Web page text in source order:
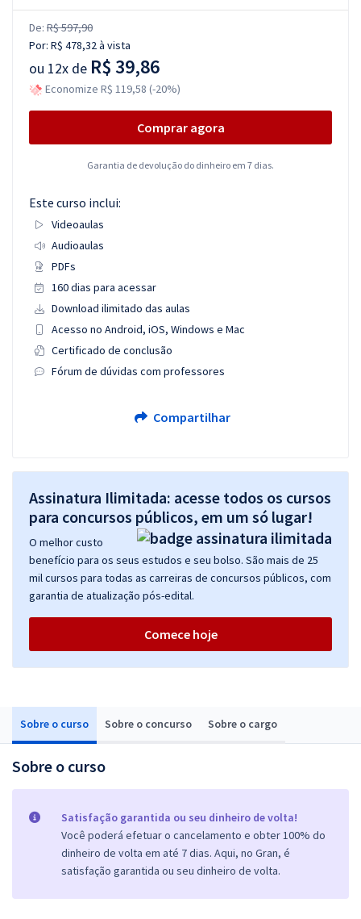
Sobre o curso Sobre o concurso Sobre o cargo
Sobre o curso
Satisfação garantida ou seu dinheiro de volta!
Você poderá efetuar o cancelamento e obter 100% do
dinheiro de volta em até 7 dias. Aqui, no Gran, é
satisfação garantida ou seu dinheiro de volta.
De: R$ 597,90
Por: R$ 478,32à vista
ou 12x de R$ 39,86
Economize R$ 119,58 (-20%)
Comprar agora
Garantia de devolução do dinheiro em 7 dias.
Este curso inclui:
Videoaulas
Audioaulas
PDFs
160 dias para acessar
Download ilimitado das aulas
Acesso no Android, iOS, Windows e Mac
Certificado de conclusão
Fórum de dúvidas com professores
Compartilhar
Assinatura Ilimitada: acesse todos os cursos
para concursos públicos, em um só lugar!
O melhor custo
benefício para os seus estudos e seu bolso. São mais de 25
mil cursos para todas as carreiras de concursos públicos, com
garantia de atualização pós-edital.
Comece hoje